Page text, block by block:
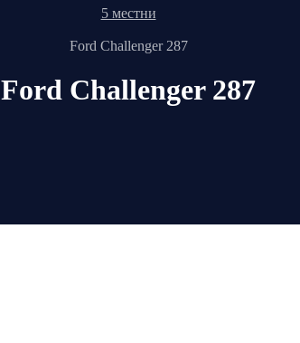
5 местни
Ford Challenger 287
Ford Challenger 287